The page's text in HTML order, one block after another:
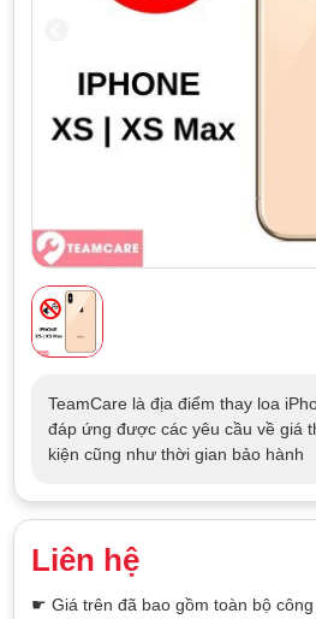
TeamCare là địa điểm thay loa
đáp ứng được các yêu cầu về giá
kiện cũng như thời gian bảo hành
Liên hệ
☛ Giá trên đã bao gồm toàn bộ